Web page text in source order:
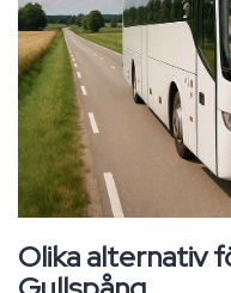
Olika alternativ